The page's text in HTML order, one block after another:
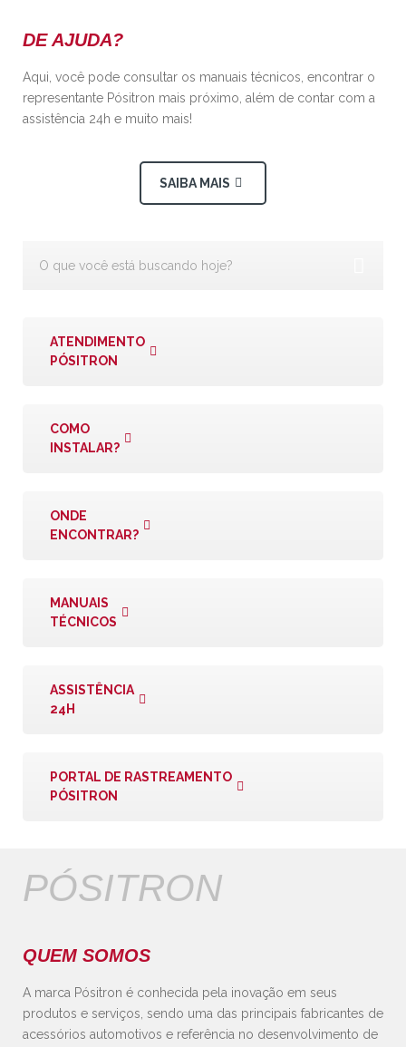
DE AJUDA?
Aqui, você pode consultar os manuais técnicos, encontrar o
representante Pósitron mais próximo, além de contar com a
assistência 24h e muito mais!
SAIBA MAIS
ATENDIMENTO
PÓSITRON
COMO
INSTALAR?
ONDE
ENCONTRAR?
MANUAIS
TÉCNICOS
ASSISTÊNCIA
24H
PORTAL DE RASTREAMENTO
PÓSITRON
PÓSITRON
QUEM SOMOS
A marca Pósitron é conhecida pela inovação em seus
produtos e serviços, sendo uma das principais fabricantes de
acessórios automotivos e referência no desenvolvimento de